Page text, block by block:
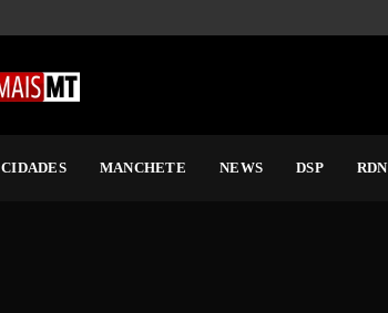
CIDADES MANCHETE NEWS DSP RDN